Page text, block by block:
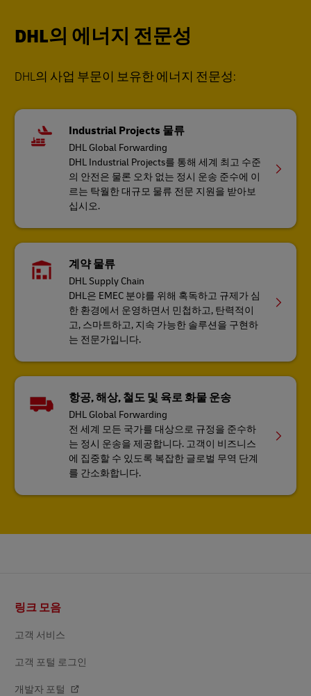
DHL의 에너지 전문성
DHL의 사업 부문이 보유한 에너지 전문성:
Industrial Projects 물류
DHL Global Forwarding
DHL Industrial Projects를 통해 세계 최고 수준
의 안전은 물론 오차 없는 정시 운송 준수에 이
르는 탁월한 대규모 물류 전문 지원을 받아보
십시오.
계약 물류
DHL Supply Chain
DHL은 EMEC 분야를 위해 혹독하고 규제가 심
한 환경에서 운영하면서 민첩하고, 탄력적이
고, 스마트하고, 지속 가능한 솔루션을 구현하
는 전문가입니다.
항공, 해상, 철도 및 육로 화물 운송
DHL Global Forwarding
전 세계 모든 국가를 대상으로 규정을 준수하
는 정시 운송을 제공합니다. 고객이 비즈니스
에 집중할 수 있도록 복잡한 글로벌 무역 단계
를 간소화합니다.
닥
링크 모음
고객 서비스
고객 포털 로그인
개발자 포털